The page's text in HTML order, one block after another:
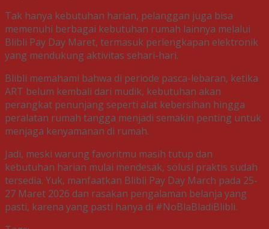
Tak hanya kebutuhan harian, pelanggan juga bisa
memenuhi berbagai kebutuhan rumah lainnya melalui
Blibli Pay Day Maret, termasuk perlengkapan elektronik
yang mendukung aktivitas sehari-hari.
Blibli memahami bahwa di periode pasca-lebaran, ketika
ART belum kembali dari mudik, kebutuhan akan
perangkat penunjang seperti alat kebersihan hingga
peralatan rumah tangga menjadi semakin penting untuk
menjaga kenyamanan di rumah.
Jadi, meski warung favoritmu masih tutup dan
kebutuhan harian mulai mendesak, solusi praktis sudah
tersedia. Yuk, manfaatkan Blibli Pay Day March pada 25-
27 Maret 2026 dan rasakan pengalaman belanja yang
pasti, karena yang pasti hanya di #NoBlaBladiBlibli.